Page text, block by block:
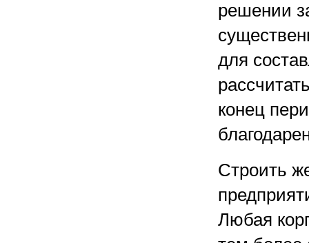
решении
для
конец
Строить
Любая